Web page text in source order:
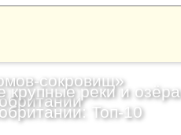
сокровищ»
крупные реки и озёра
Топ-10